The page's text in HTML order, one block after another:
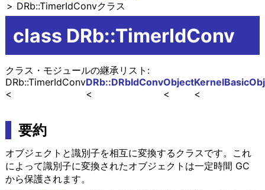
DRb::TimerIdConvクラス
class DRb::TimerIdConv
クラス・モジュールの継承リスト:
Kernel
Object
DRb::DRbIdConv
DRb::TimerIdConv
要約
オブジェクトと識別子を相互に変換するクラスです。これ
によって識別子に変換されたオブジェクトは一定時間 GC
から保護されます。